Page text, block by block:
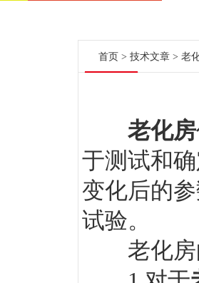
首页 > 技术文章 > 老
老化房
于测试和
变化后的
试验。
老化房